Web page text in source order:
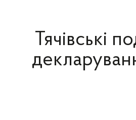
Тячівські